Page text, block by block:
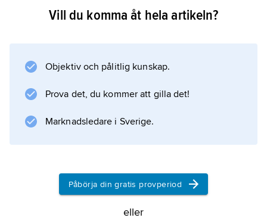
Lettland enbart byggnader av trä, vanligtvis i
men ända in på 1500-talet var 2/3 av kyrkorna
byggda av trä.
Vill du komma åt hela artikeln?
Objektiv och pålitlig kunskap.
Prova det, du kommer att gilla det!
Marknadsledare i Sverige.
Påbörja din gratis provperiod
eller